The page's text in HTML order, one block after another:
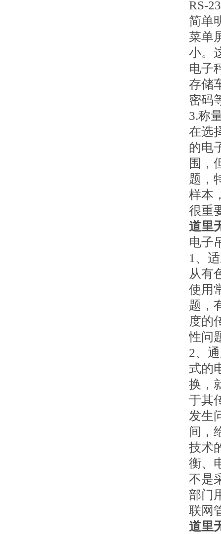
RS-
简单
菜单
小。
电子
存储
密码
3.称
在选
的电
围，
题，
样本
很重
道里
电子
1、
从有
使用
题，
度的
性问
2、
式的
换，
于其
发生
间，
技术
衡、
不是
部门
联网
道里